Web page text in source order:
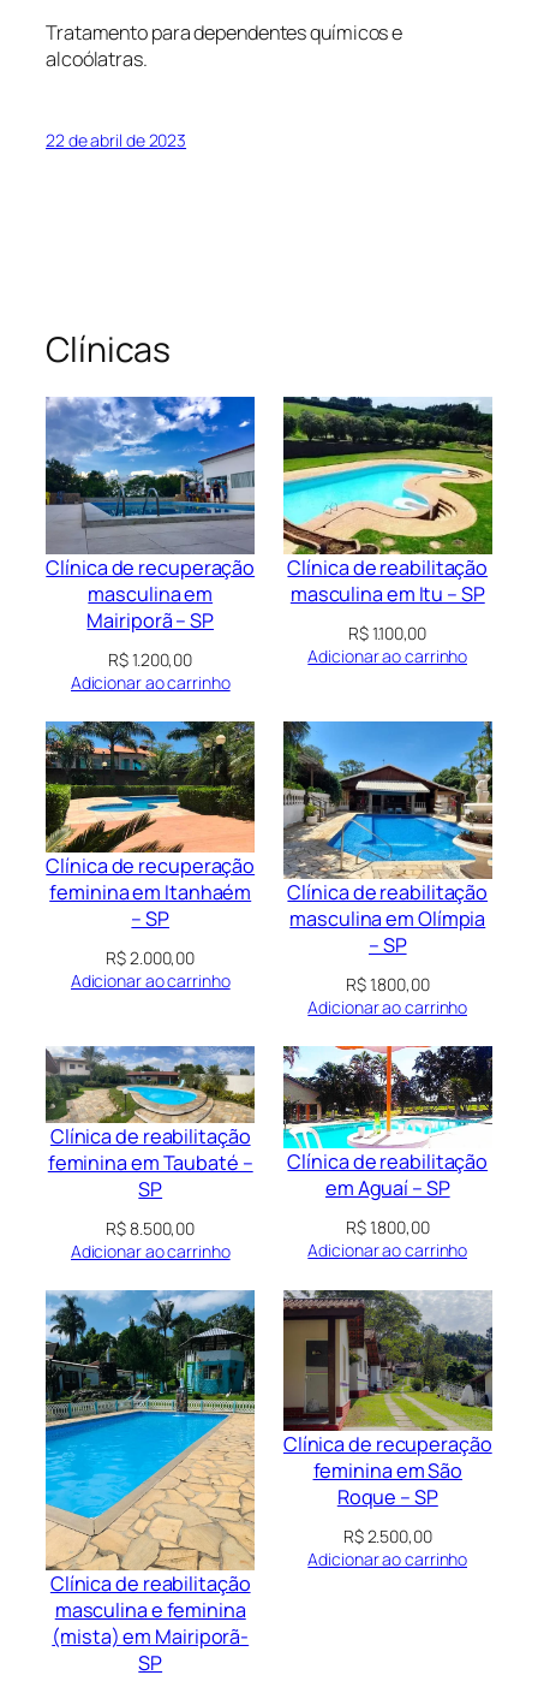
Tratamento para dependentes químicos e
alcoólatras.
22 de abril de 2023
Clínicas
Clínica de recuperação
masculina em
Mairiporã – SP
R$1.200,00
Adicionar ao carrinho
Clínica de reabilitação
masculina em Itu – SP
R$1.100,00
Adicionar ao carrinho
Clínica de recuperação
feminina em Itanhaém
– SP
R$2.000,00
Adicionar ao carrinho
Clínica de reabilitação
masculina em Olímpia
– SP
R$1.800,00
Adicionar ao carrinho
Clínica de reabilitação
feminina em Taubaté –
SP
R$8.500,00
Adicionar ao carrinho
Clínica de reabilitação
em Aguaí – SP
R$1.800,00
Adicionar ao carrinho
Clínica de reabilitação
masculina e feminina
(mista) em Mairiporã-
SP
Clínica de recuperação
feminina em São
Roque – SP
R$2.500,00
Adicionar ao carrinho